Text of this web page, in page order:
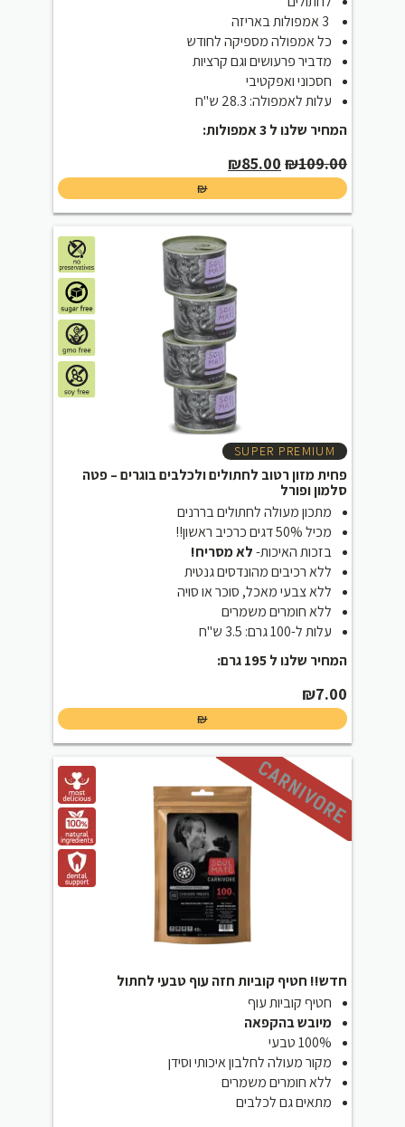
כל אמפולה מספיקה לחודש
מדביר פרעושים וגם קרציות
חסכוני ואפקטיבי
עלות לאמפולה: 28.3 ש"ח
המחיר שלנו ל 3 אמפולות:
₪109.00
Original
price
was:
₪109.00.
₪85.00
price
is:
₪85.00.
₪
SUPER PREMIUM
פחית מזון רטוב לחתולים ולכלבים בוגרים – פטה
סלמון ופורל
מתכון מעולה לחתולים בררנים
מכיל 50% דגים כרכיב ראשון!!
בזכות האיכות-לא מסריח!
ללא רכיבים מהונדסים גנטית
ללא צבעי מאכל, סוכר או סויה
ללא חומרים משמרים
עלות ל-100 גרם: 3.5 ש"ח
המחיר שלנו ל 195 גרם:
₪7.00
₪
חדש!! חטיף קוביות חזה עוף טבעי לחתול
חטיף קוביות עוף
מיובש בהקפאה
100% טבעי
מקור מעולה לחלבון איכותי וסידן
ללא חומרים משמרים
מתאים גם לכלבים